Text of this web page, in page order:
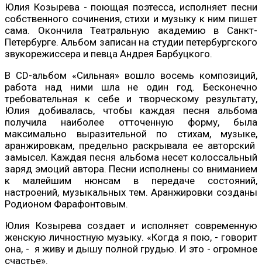
Юлия Козырева - поющая поэтесса, исполняет песни
собственного сочинения, стихи и музыку к ним пишет
сама. Окончила Театральную академию в Санкт-
Петербурге. Альбом записан на студии петербургского
звукорежиссера и певца Андрея Барбуцкого.
В CD-альбом «Сильная» вошло восемь композиций,
работа над ними шла не один год. Бесконечно
требовательная к себе и творческому результату,
Юлия добивалась, чтобы каждая песня альбома
получила наиболее отточенную форму, была
максимально выразительной по стихам, музыке,
аранжировкам, предельно раскрывала ее авторский
замысел. Каждая песня альбома несет колоссальный
заряд эмоций автора. Песни исполнены со вниманием
к малейшим нюнсам в передаче состояний,
настроений, музыкальных тем. Аранжировки созданы
Родионом Фарафонтовым.
Юлия Козырева создает и исполняет современную
женскую личностную музыку. «Когда я пою, - говорит
она, - я живу и дышу полной грудью. И это - огромное
счастье».